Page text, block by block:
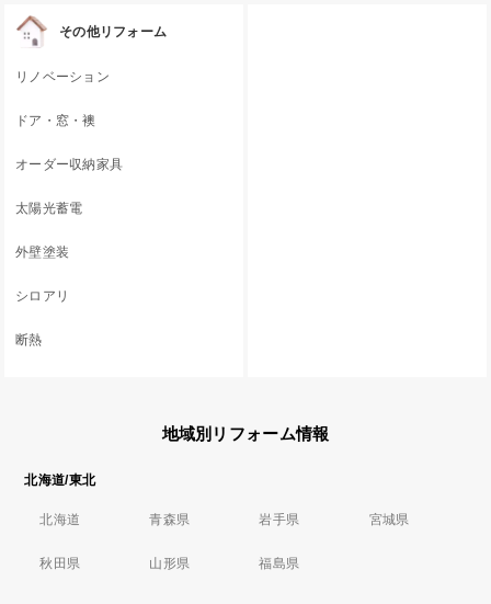
その他リフォーム
リノベーション
ドア・窓・襖
オーダー収納家具
太陽光蓄電
外壁塗装
シロアリ
断熱
地域別リフォーム情報
北海道/東北
北海道 青森県 岩手県 宮城県
秋田県 山形県 福島県